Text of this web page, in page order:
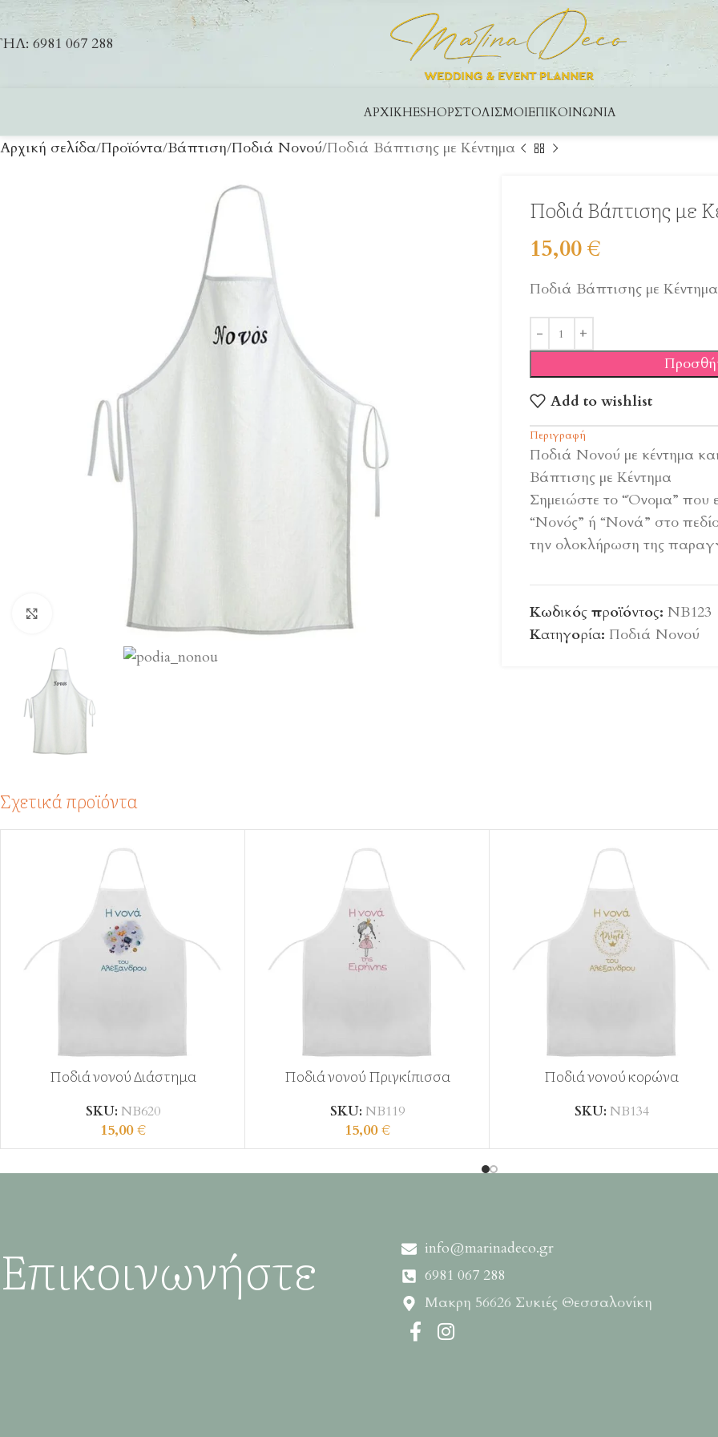
6981 067 288
ΑΡΧΙΚΉESHOPΣΤΟΛΙΣΜΟΊΕΠΙΚΟΙΝΩΝΊΑ
Αρχική σελίδα Προϊόντα Βάπτιση Ποδιά Νονού Ποδιά Βάπτισης με Κέντημα
Click to enlarge
Ποδιά Βάπτισης με
15,00€
Ποδιά Βάπτισης με
Add to wishlist
Περιγραφή
Ποδιά Νονού με κέντημα
Βάπτισης με Κέντημα
Σημειώστε το “Όνομα” που
“Νονός” ή “Νονά” στο
την ολοκλήρωση της
Κωδικός προϊόντος: ΝΒ123
Κατηγορία: Ποδιά Νονού
Σχετικά προϊόντα
Ποδιά νονού Διάστημα
SKU: ΝΒ620
15,00€
Ποδιά νονού Πριγκίπισσα
SKU: ΝΒ119
15,00€
Ποδιά νονού κορώνα
SKU: ΝΒ134
Επικοινωνήστε
info@marinadeco.gr
6981 067 288
Μακρη 56626 Συκιές Θεσσαλονίκη